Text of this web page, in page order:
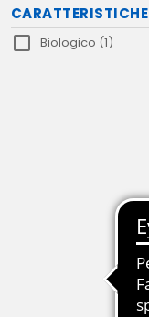
CARATTERISTICHE
Biologico (1)